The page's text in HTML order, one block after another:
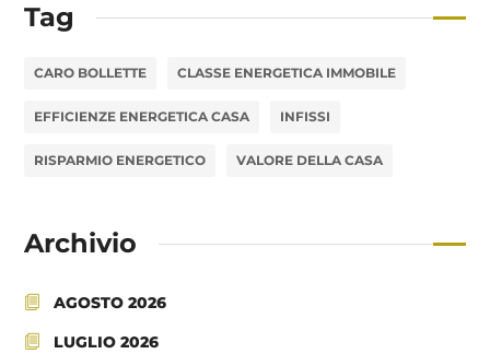
Tag
CARO BOLLETTE CLASSE ENERGETICA IMMOBILE
EFFICIENZE ENERGETICA CASA INFISSI
RISPARMIO ENERGETICO VALORE DELLA CASA
Archivio
AGOSTO 2026
LUGLIO 2026